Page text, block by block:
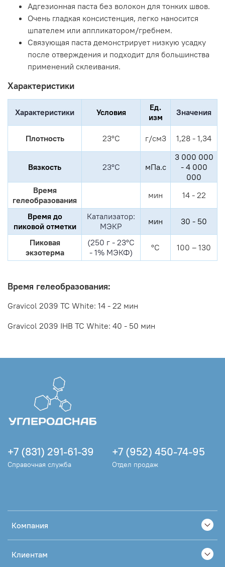
Адгезионная паста без волокон для тонких швов.
Очень гладкая консистенция, легко наносится
шпателем или аппликатором/гребнем.
Связующая паста демонстрирует низкую усадку
после отверждения и подходит для большинства
применений склеивания.
Характеристики
Характеристики Условия
Ед.
изм
Значения
Плотность 23°C г/см3 1,28 - 1,34
Вязкость 23°C мПа.с
3 000 000
- 4 000
000
Время
гелеобразования
мин 14 - 22
Время до
пиковой отметки
Катализатор:
МЭКР
мин 30 - 50
Пиковая
экзотерма
(250 г - 23°C
- 1% МЭКФ)
°С 100 – 130
Время гелеобразования:
Gravicol 2039 ТС White: 14 - 22 мин
Gravicol 2039 IHB ТС White: 40 - 50 мин
Компания
Клиентам
+7 (831) 291-61-39
Справочная служба
+7 (952) 450-74-95
Отдел продаж